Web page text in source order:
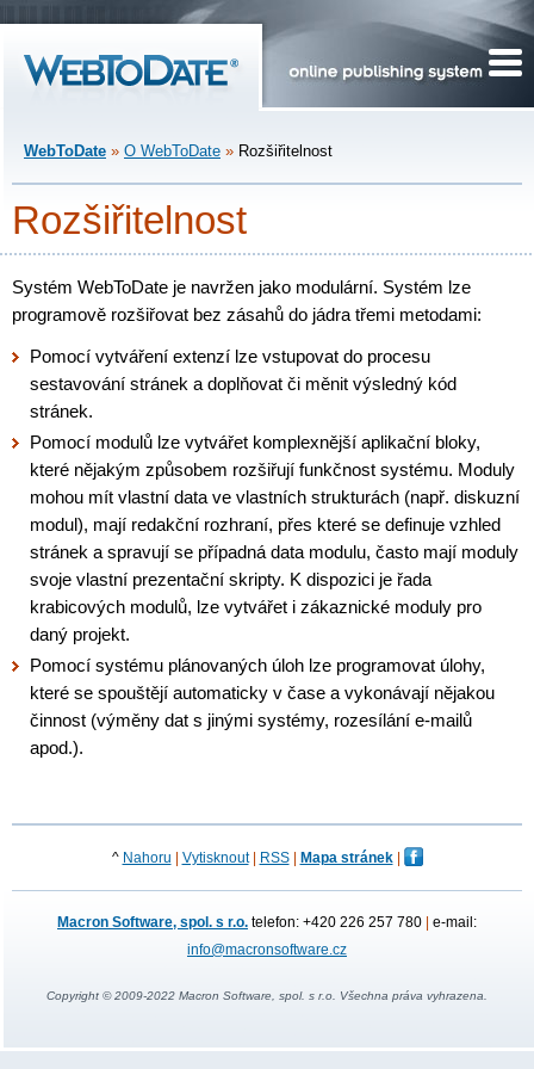
WebToDate » O WebToDate » Rozšiřitelnost
Rozšiřitelnost
Systém WebToDate je navržen jako modulární. Systém lze
programově rozšiřovat bez zásahů do jádra třemi metodami:
Pomocí vytváření extenzí lze vstupovat do procesu
sestavování stránek a doplňovat či měnit výsledný kód
stránek.
Pomocí modulů lze vytvářet komplexnější aplikační bloky,
které nějakým způsobem rozšiřují funkčnost systému. Moduly
mohou mít vlastní data ve vlastních strukturách (např. diskuzní
modul), mají redakční rozhraní, přes které se definuje vzhled
stránek a spravují se případná data modulu, často mají moduly
svoje vlastní prezentační skripty. K dispozici je řada
krabicových modulů, lze vytvářet i zákaznické moduly pro
daný projekt.
Pomocí systému plánovaných úloh lze programovat úlohy,
které se spouštějí automaticky v čase a vykonávají nějakou
činnost (výměny dat s jinými systémy, rozesílání e-mailů
apod.).
^ Nahoru Vytisknout RSS Mapa stránek|
Macron Software, spol. s r.o. telefon: +420 226 257 780
e-mail:
info@macronsoftware.cz
Copyright © 2009-2022 Macron Software, spol. s r.o. Všechna práva vyhrazena.